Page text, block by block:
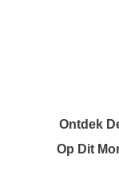
Ontdek
Op Dit